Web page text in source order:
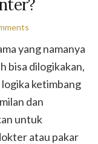
yang namanya
bisa dilogikakan,
ketimbang
dan
untuk
atau pakar